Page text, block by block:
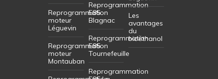
Reprogrammation
moteur
Léguevin
Reprogrammation
moteur
Montauban
Reprogrammation
E85
Blagnac
Reprogrammation
E85
Tournefeuille
Reprogrammation
Les
avantages
du
bioéthanol